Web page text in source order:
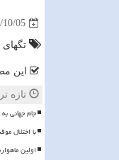
10/05
تگهای
این
تازه
️جام جهانی
با اختلال
اولین